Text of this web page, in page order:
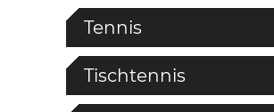
Tennis
Tischtennis